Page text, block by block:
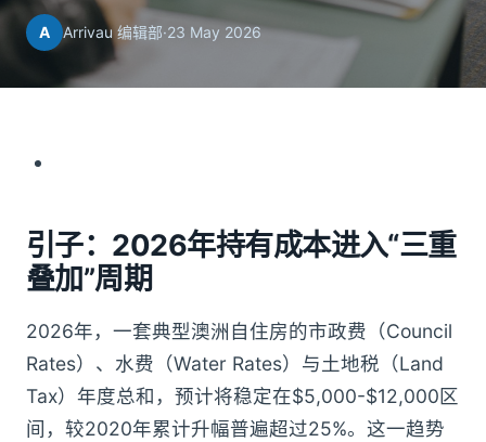
A Arrivau 编辑部·23 May 2026
引子：2026年持有成本进入“三重
叠加”周期
2026年，一套典型澳洲自住房的市政费（Council
Rates）、水费（Water Rates）与土地税（Land
Tax）年度总和，预计将稳定在$5,000-$12,000区
间，较2020年累计升幅普遍超过25%。这一趋势